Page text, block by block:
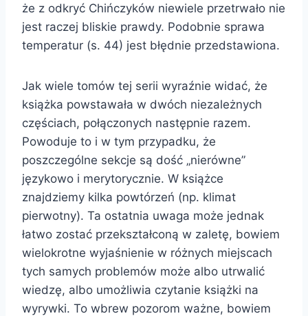
że z odkryć Chińczyków niewiele przetrwało nie
jest raczej bliskie prawdy. Podobnie sprawa
temperatur (s. 44) jest błędnie przedstawiona.
Jak wiele tomów tej serii wyraźnie widać, że
książka powstawała w dwóch niezależnych
częściach, połączonych następnie razem.
Powoduje to i w tym przypadku, że
poszczególne sekcje są dość „nierówne”
językowo i merytorycznie. W książce
znajdziemy kilka powtórzeń (np. klimat
pierwotny). Ta ostatnia uwaga może jednak
łatwo zostać przekształconą w zaletę, bowiem
wielokrotne wyjaśnienie w różnych miejscach
tych samych problemów może albo utrwalić
wiedzę, albo umożliwia czytanie książki na
wyrywki. To wbrew pozorom ważne, bowiem